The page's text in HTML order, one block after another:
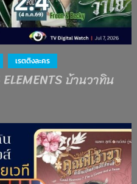
เรตติงละคร
บ้านวาทิน